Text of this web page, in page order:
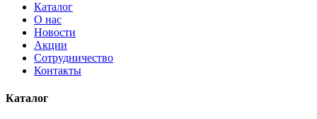
Каталог
О нас
Новости
Акции
Сотрудничество
Контакты
Каталог